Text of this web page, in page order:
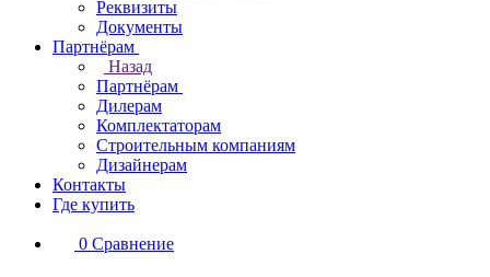
Реквизиты
Документы
Партнёрам
Назад
Партнёрам
Дилерам
Комплектаторам
Строительным компаниям
Дизайнерам
Контакты
Где купить
0 Сравнение